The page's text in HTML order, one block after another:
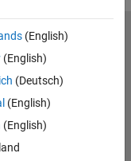
(English)
(English)
(Deutsch)
(English)
(English)
de las aplicaciones
Seleccione un país/